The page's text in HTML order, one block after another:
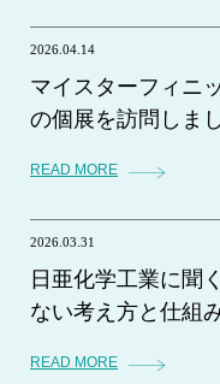
2026.04.14
マイスターフィニ
の個展を訪問しま
READ MORE
2026.03.31
日亜化学工業に聞
ない考え方と仕組
READ MORE